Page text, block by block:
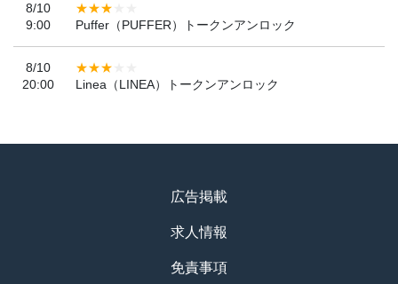
8/10
9:00
Puffer（PUFFER）トークンアンロック
8/10
20:00
Linea（LINEA）トークンアンロック
広告掲載
求人情報
免責事項